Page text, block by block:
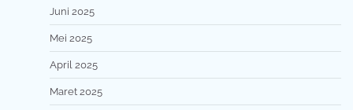
Juni 2025
Mei 2025
April 2025
Maret 2025